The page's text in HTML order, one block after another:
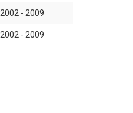
2002 - 2009
2002 - 2009